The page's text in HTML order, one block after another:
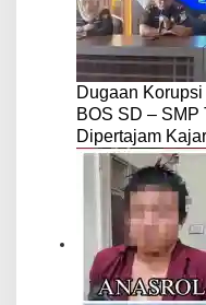
Dugaan
BOS SD – SMP
Dipertajam